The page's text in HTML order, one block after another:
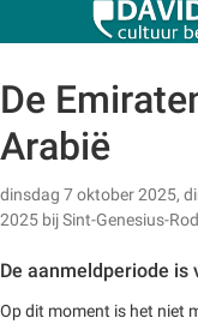
De
Arabië
dinsdag 7 oktober 2025,
2025 bijSint-Genesius-
De aanmeldperiode is
Op dit moment is het niet